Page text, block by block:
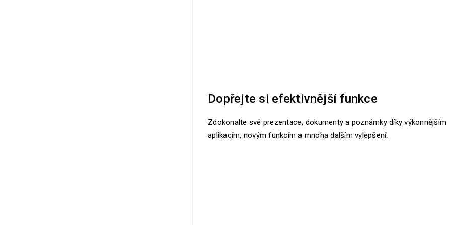
Dopřejte si efektivnější funkce
Zdokonalte své prezentace, dokumenty a poznámky díky výkonnějším
aplikacím, novým funkcím a mnoha dalším vylepšení.